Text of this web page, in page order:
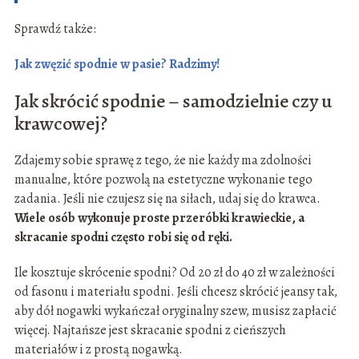
Sprawdź także:
Jak zwęzić spodnie w pasie? Radzimy!
Jak skrócić spodnie – samodzielnie czy u
krawcowej?
Zdajemy sobie sprawę z tego, że nie każdy ma zdolności
manualne, które pozwolą na estetyczne wykonanie tego
zadania. Jeśli nie czujesz się na siłach, udaj się do krawca.
Wiele osób wykonuje proste przeróbki krawieckie, a
skracanie spodni często robi się od ręki.
Ile kosztuje skrócenie spodni? Od 20 zł do 40 zł w zależności
od fasonu i materiału spodni. Jeśli chcesz skrócić jeansy tak,
aby dół nogawki wykańczał oryginalny szew, musisz zapłacić
więcej. Najtańsze jest skracanie spodni z cieńszych
materiałów i z prostą nogawką.